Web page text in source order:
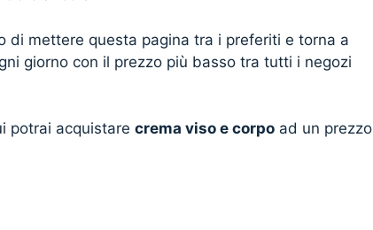
di mettere questa pagina tra i preferiti e torna a
giorno con il prezzo più basso tra tutti i negozi
potrai acquistare crema viso e corpo ad un prezzo